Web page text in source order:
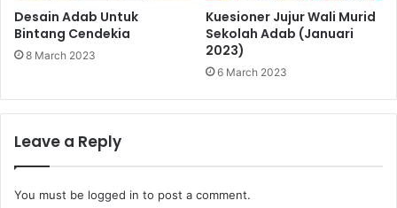
Desain Adab Untuk
Bintang Cendekia
8 March 2023
Kuesioner Jujur Wali Murid
Sekolah Adab (Januari
2023)
6 March 2023
Leave a Reply
You must be logged in to post a comment.